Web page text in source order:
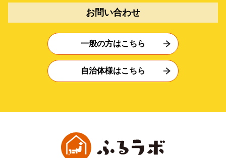
お問い合わせ
一般の方はこちら
自治体様はこちら